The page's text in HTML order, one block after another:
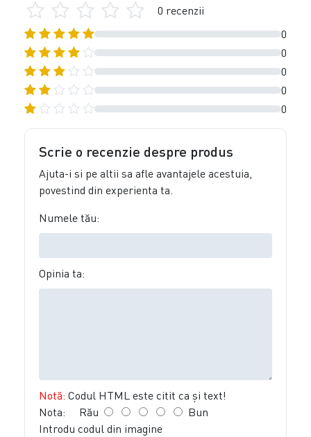
0
0
0
0
0
0 recenzii
Scrie o recenzie despre produs
Ajuta-i si pe altii sa afle avantajele acestuia,
povestind din experienta ta.
Numele tău:
Opinia ta:
Notă: Codul HTML este citit ca şi text!
Nota: Rău
Bun
Introdu codul din imagine